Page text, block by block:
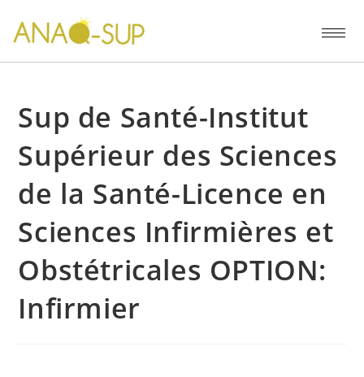
Sup de Santé-Institut
Supérieur des Sciences
de la Santé-Licence en
Sciences Infirmières et
Obstétricales OPTION:
Infirmier